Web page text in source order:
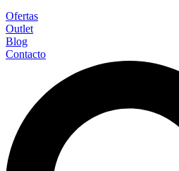
Ofertas
Outlet
Blog
Contacto